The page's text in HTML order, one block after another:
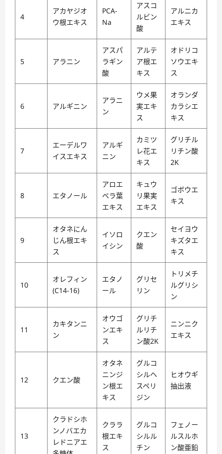
4
アカヤジオ
ウ根エキス
PCA-
Na
アスコ
ルビン
酸
アルニカ
エキス
5 アラニン
アスパ
ラギン
酸
アルテ
ア根エ
キス
オドリコ
ソウエキ
ス
6 アルギニン
アラニ
ン
ウメ果
実エキ
ス
オランダ
カラシエ
キス
7
エーデルワ
イスエキス
アルギ
ニン
カミツ
レ花エ
キス
グリチル
リチン酸
2K
8 エタノール
アロエ
ベラ葉
エキス
キュウ
リ果実
エキス
ゴボウエ
キス
9
オタネにん
じん根エキ
ス
イソロ
イシン
クエン
酸
セイヨウ
キズタエ
キス
10
オレフィン
(C14-16)
エタノ
ール
グリセ
リン
トリメチ
ルグリシ
ン
11
カキタンニ
ン
オウゴ
ンエキ
ス
グリチ
ルリチ
ン酸2K
ニンニク
エキス
12 クエン酸
オタネ
ニンジ
ン根エ
キス
グルコ
シルヘ
スペリ
ジン
ヒオウギ
抽出液
13
クラドシホ
ンノバエカ
レドニアエ
クララ
根エキ
ス
グルコ
シルル
チン
フェノー
ルスルホ
ン酸亜鉛